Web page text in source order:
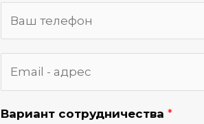
Вариант сотрудничества *